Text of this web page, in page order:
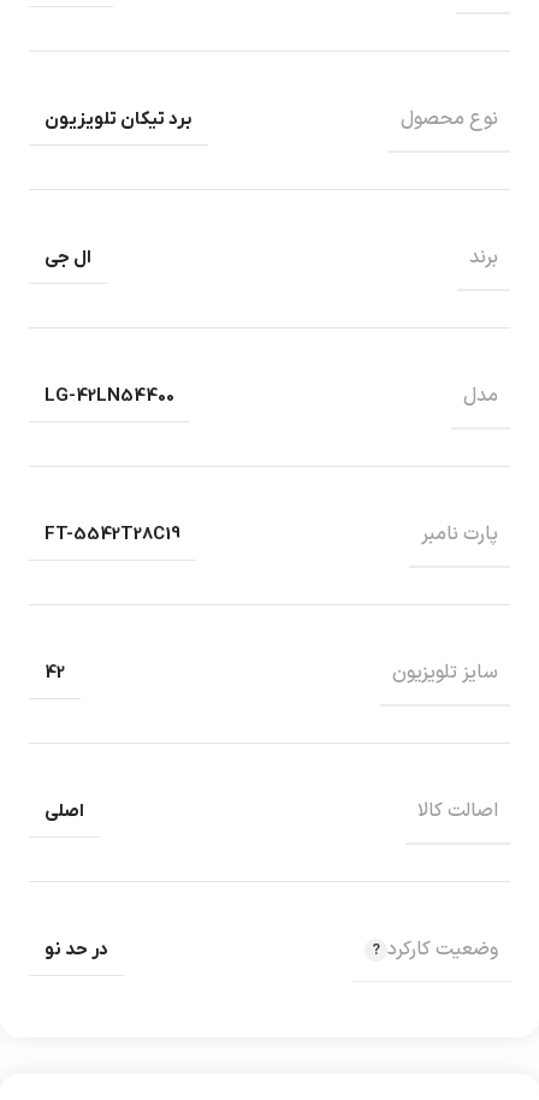
نوع محصول برد تیکان تلویزیون
برند ال جی
مدل LG-42LN54400
پارت نامبر FT-5542T28C19
سایز تلویزیون 42
اصالت کالا اصلی
وضعیت کارکرد در حد نو